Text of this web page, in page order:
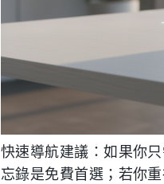
快速導航建議：如果你
忘錄是免費首選；若你